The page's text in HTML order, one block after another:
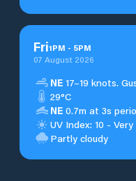
Fri1PM - 5PM
07 August 2026
NE 17–19 knots.
29°C
NE 0.7m at 3s
UV Index: 10 - Very
Partly cloudy